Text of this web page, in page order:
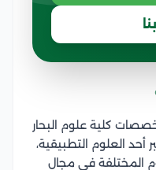
كلية علوم البحار
أحد العلوم التطبيقية،
المختلفة في مجال